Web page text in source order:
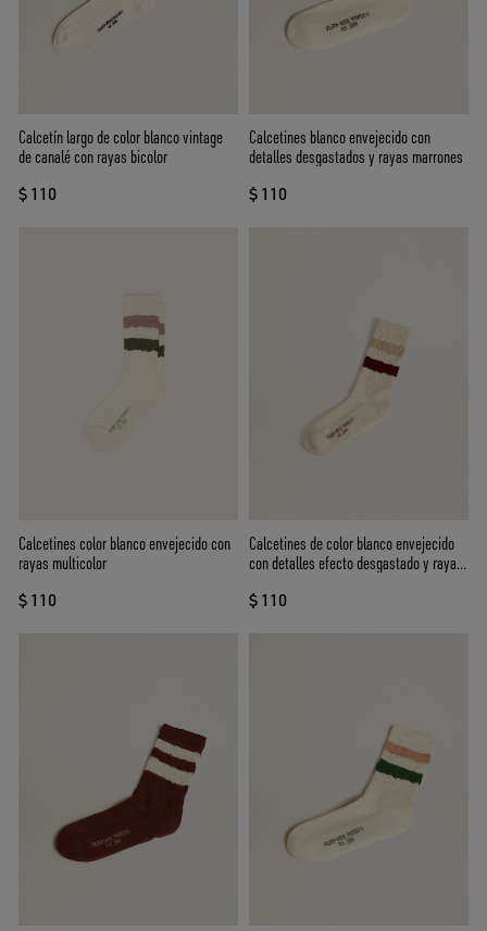
Calcetín largo de color blanco vintage
de canalé con rayas bicolor
$ 110
Calcetines blanco envejecido con
detalles desgastados y rayas marrones
$ 110
Calcetines color blanco envejecido con
rayas multicolor
$ 110
Calcetines de color blanco envejecido
con detalles efecto desgastado y rayas
$ 110